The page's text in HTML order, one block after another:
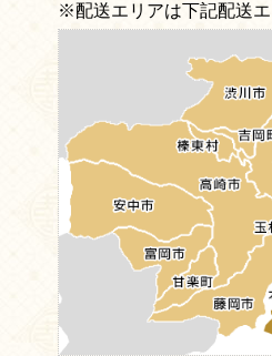
※配送エリアは下記配送